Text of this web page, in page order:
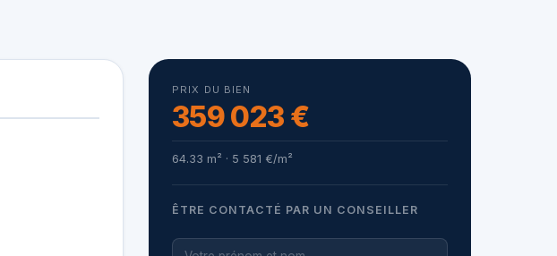
PRIX DU BIEN
359 023 €
64.33 m² · 5 581 €/m²
ÊTRE CONTACTÉ PAR UN CONSEILLER